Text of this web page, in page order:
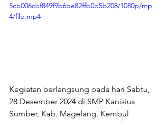
5cb006cbf849f9b6be82ffb0b5b208/1080p/mp
4/file.mp4
Kegiatan berlangsung pada hari Sabtu,
28 Desember 2024 di SMP Kanisius
Sumber, Kab. Magelang. Kembul